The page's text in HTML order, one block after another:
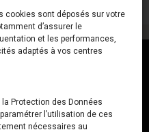
cookies sont déposés sur votre
d’assurer le
et les performances,
adaptés à vos centres
Protection des Données
l’utilisation de ces
nécessaires au
// 14h00 –